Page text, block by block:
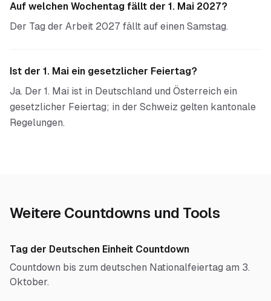
Auf welchen Wochentag fällt der 1. Mai 2027?
Der Tag der Arbeit 2027 fällt auf einen Samstag.
Ist der 1. Mai ein gesetzlicher Feiertag?
Ja. Der 1. Mai ist in Deutschland und Österreich ein
gesetzlicher Feiertag; in der Schweiz gelten kantonale
Regelungen.
Weitere Countdowns und Tools
Tag der Deutschen Einheit Countdown
Countdown bis zum deutschen Nationalfeiertag am 3.
Oktober.